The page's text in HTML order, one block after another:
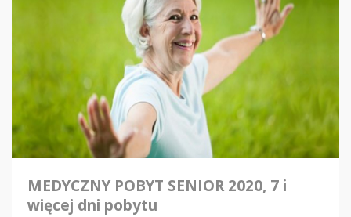
MEDYCZNY POBYT SENIOR 2020, 7 i
więcej dni pobytu